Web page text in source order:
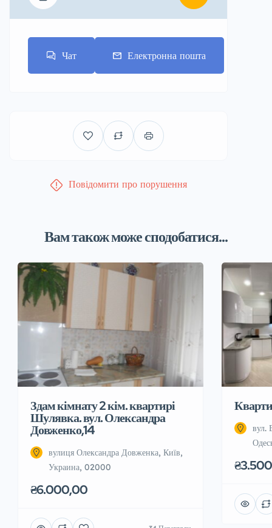
Чат Електронна пошта
Повідомити про порушення
Вам також може сподобатися...
Здам кімнату 2 кім. квартирі
Шулявка. вул. Олександра
Довженко,14
вулиця Олександра Довженка, Київ,
Украина, 02000
₴6.000,00
вул.